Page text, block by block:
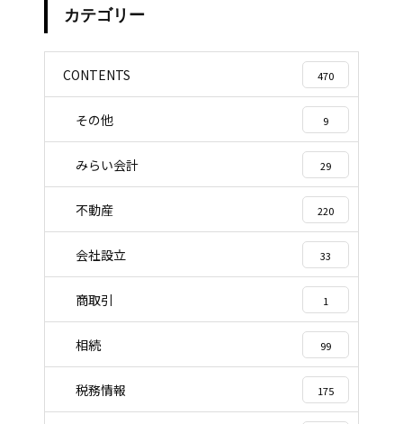
カテゴリー
CONTENTS 470
その他 9
みらい会計 29
不動産 220
会社設立 33
商取引 1
相続 99
税務情報 175